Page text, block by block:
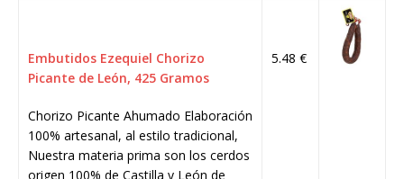
Embutidos Ezequiel Chorizo
Picante de León, 425 Gramos
Chorizo Picante Ahumado Elaboración
100% artesanal, al estilo tradicional,
Nuestra materia prima son los cerdos
origen 100% de Castilla y León de
5.48 €